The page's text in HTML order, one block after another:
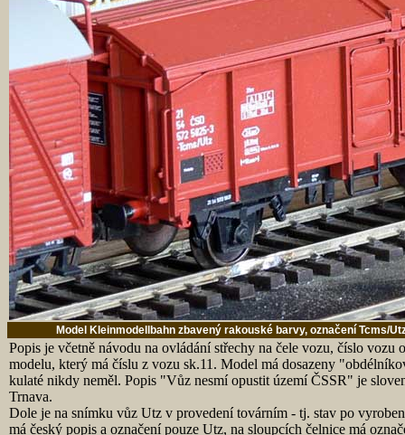
Model Kleinmodellbahn zbavený rakouské barvy, označení Tcms/
Popis je včetně návodu na ovládání střechy na čele vozu, číslo
modelu, který má číslu z vozu sk.11. Model má dosazeny
kulaté nikdy neměl. Popis "Vůz nesmí opustit území ČSSR" je
Trnava.
Dole je na snímku vůz Utz v provedení továrním - tj. stav po
má český popis a označení pouze Utz, na sloupcích čelnice má